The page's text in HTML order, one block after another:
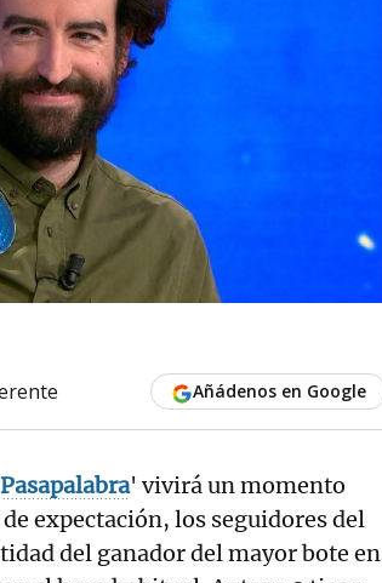
Añádenos en Google
Pasapalabra' vivirá un momento
expectación, los seguidores del
del ganador del mayor bote en